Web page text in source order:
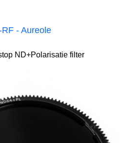
- Aureole
ND+Polarisatie filter